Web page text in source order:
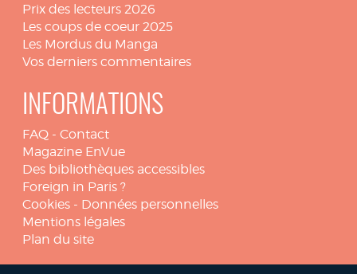
Prix des lecteurs 2026
Les coups de coeur 2025
Les Mordus du Manga
Vos derniers commentaires
INFORMATIONS
FAQ - Contact
Magazine EnVue
Des bibliothèques accessibles
Foreign in Paris ?
Cookies - Données personnelles
Mentions légales
Plan du site